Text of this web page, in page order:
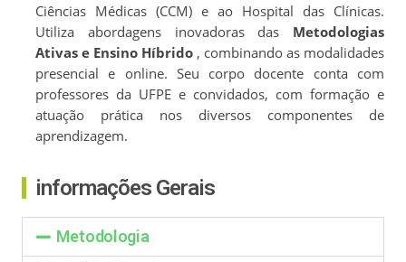
Ciências Médicas (CCM) e ao Hospital das Clínicas.
Utiliza abordagens inovadoras das Metodologias
Ativas e Ensino Híbrido , combinando as modalidades
presencial e online. Seu corpo docente conta com
professores da UFPE e convidados, com formação e
atuação prática nos diversos componentes de
aprendizagem.
informações Gerais
Metodologia